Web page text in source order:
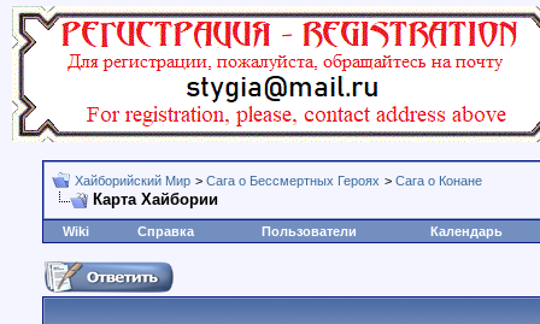
Хайборийский Мир > Сага о Бессмертных Героях > Сага о Конане
Карта Хайбории
Wiki Справка Пользователи Календарь